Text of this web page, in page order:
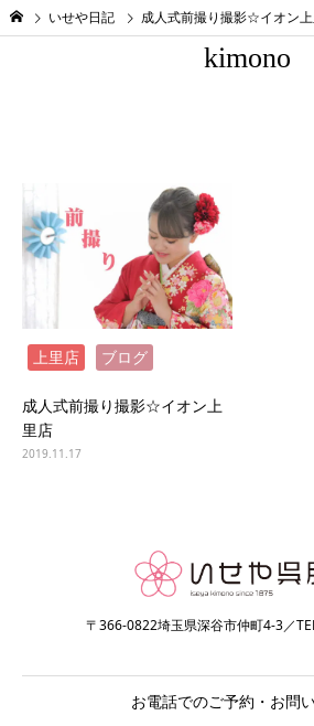
いせや日記 成人式前撮り撮影☆イオン
kimono
上里店 ブログ
成人式前撮り撮影☆イオン上
里店
2019.11.17
〒366-0822埼玉県深谷市仲町4-3／
お電話でのご予約・お問